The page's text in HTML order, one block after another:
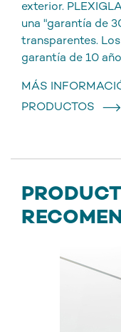
exterior.
una "garantía de
transparentes.
garantía de 10
MÁS
PRODUCTOS